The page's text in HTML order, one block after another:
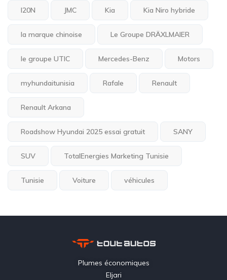
I20N JMC Kia Kia Niro hybride
la marque chinoise Le Groupe DRÄXLMAIER
le groupe UTIC Mercedes-Benz Motors
myhundaitunisia Rafale Renault
Renault Arkana
Roadshow Hyundai 2025 essai gratuit SANY
SUV TotalEnergies Marketing Tunisie
Tunisie Voiture véhicules
Plumes économiques
Eljari